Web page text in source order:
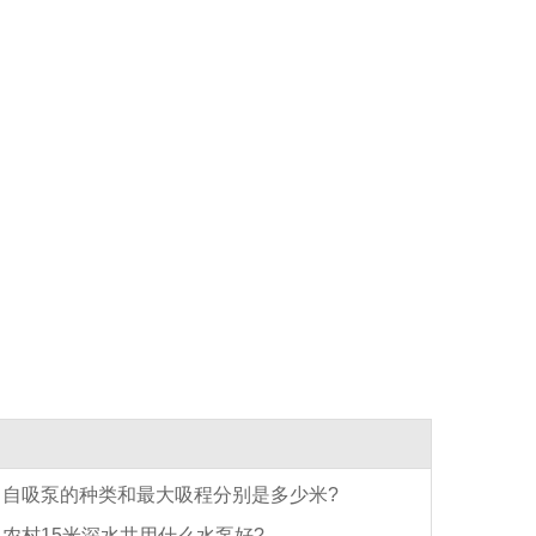
自吸泵的种类和最大吸程分别是多少米?